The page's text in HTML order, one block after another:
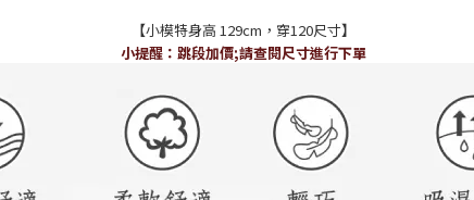
【小模特身高 129cm，穿120尺寸】
小提醒：跳段加價;請查閱尺寸進行下單